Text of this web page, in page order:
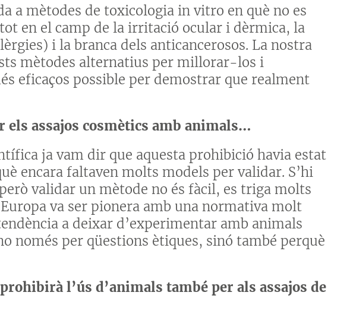
a mètodes de toxicologia in vitro en què no es
en el camp de la irritació ocular i dèrmica, la
i la branca dels anticancerosos. La nostra
mètodes alternatius per millorar-los i
eficaços possible per demostrar que realment
els assajos cosmètics amb animals…
ja vam dir que aquesta prohibició havia estat
encara faltaven molts models per validar. S’hi
validar un mètode no és fàcil, es triga molts
va ser pionera amb una normativa molt
a deixar d’experimentar amb animals
només per qüestions ètiques, sinó també perquè
l’ús d’animals també per als assajos de